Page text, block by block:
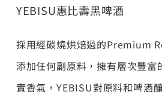
YEBISU惠比壽黑啤酒
採用經碳燒烘焙過的Premium
添加任何副原料，擁有層次豐富
實香氣，YEBISU對原料和啤酒